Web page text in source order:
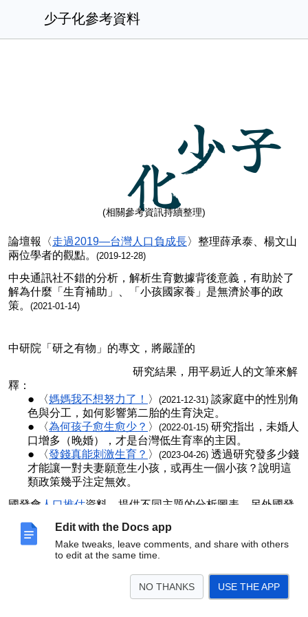
Edit with the Docs app
Make tweaks, leave comments, and share with others
to edit at the same time.
NO THANKS USE THE APP
少子化參考資料
少子
化
(相關參考資訊持續整理)
論壇報〈走過2019—台灣人口負成長〉整理薛承泰、楊文山
兩位學者的觀點。 (2019-12-28)
中央通訊社不錯的分析， 解析生育數據背後意義 ，有助於了
解為什麼「生育補助」、「小孩國家養」是無濟於事的政
策。 (2021-01-14)
中研院「研之有物」的專文，將嚴謹的
研究結果，用平易近人的文筆來解
釋：
〈媽媽我不想努力了！ 〉(2021-12-31) 談家庭中的性別角
色與分工，如何影響第二胎的生育決定。
〈為何孩子愈生愈少？ 〉(2022-01-15)研究指出，未婚人
口增多（晚婚），才是台灣低生育率的主因。
〈發錢真能刺激生育？ 〉(2023-04-26) 透過研究發多少錢
才能讓一對夫妻願意生小孩，或再生一個小孩？說明這
類政策幾乎注定無效。
國發會 人口推估資料，提供不同主題的分析圖表。另外國發
主意婚姻家庭發展協會